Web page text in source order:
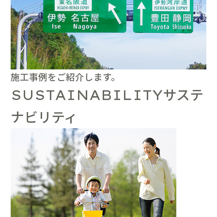
施工事例をご紹介します。
SUSTAINABILITYサステ
ナビリティ